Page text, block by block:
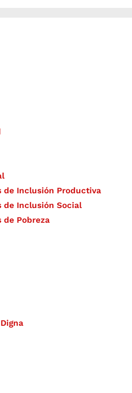
de Inclusión Productiva
de Inclusión Social
de Pobreza